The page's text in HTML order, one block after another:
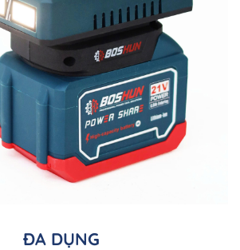
ĐA DỤNG